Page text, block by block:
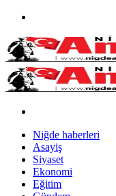
Niğde haberleri
Asayiş
Siyaset
Ekonomi
Eğitim